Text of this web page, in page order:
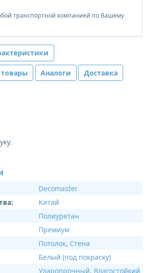
транспортной компанией по Вашему
Аналоги Доставка
Decomaster
Китай
Полиуретан
Премиум
Потолок, Стена
Белый (под покраску)
Ударопрочный, Влагостойкий